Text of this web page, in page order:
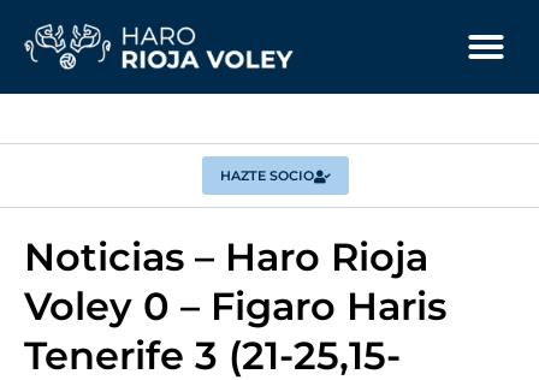
HAZTE SOCIO
Noticias – Haro Rioja
Voley 0 – Figaro Haris
Tenerife 3 (21-25,15-